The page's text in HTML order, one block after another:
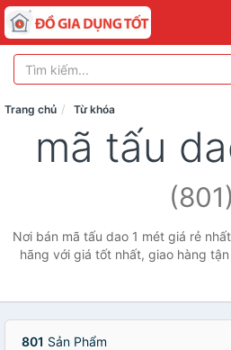
Trang chủ Từ khóa
mã tấu
(801)
Nơi bán mã tấu dao 1 mét giá rẻ
hãng với giá tốt nhất, giao hàng
801 Sản Phẩm